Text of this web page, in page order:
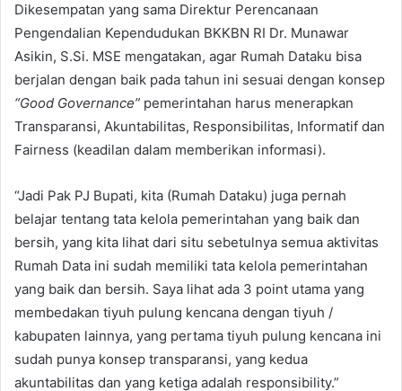
Dikesempatan yang sama Direktur Perencanaan
Pengendalian Kependudukan BKKBN RI Dr. Munawar
Asikin, S.Si. MSE mengatakan, agar Rumah Dataku bisa
berjalan dengan baik pada tahun ini sesuai dengan konsep
“Good Governance” pemerintahan harus menerapkan
Transparansi, Akuntabilitas, Responsibilitas, Informatif dan
Fairness (keadilan dalam memberikan informasi).
“Jadi Pak PJ Bupati, kita (Rumah Dataku) juga pernah
belajar tentang tata kelola pemerintahan yang baik dan
bersih, yang kita lihat dari situ sebetulnya semua aktivitas
Rumah Data ini sudah memiliki tata kelola pemerintahan
yang baik dan bersih. Saya lihat ada 3 point utama yang
membedakan tiyuh pulung kencana dengan tiyuh /
kabupaten lainnya, yang pertama tiyuh pulung kencana ini
sudah punya konsep transparansi, yang kedua
akuntabilitas dan yang ketiga adalah responsibility.”